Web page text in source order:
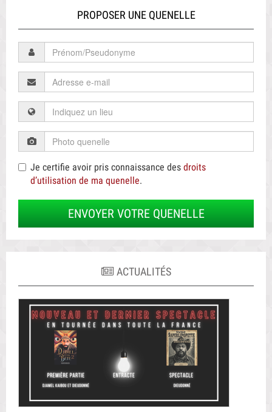
PROPOSER UNE QUENELLE
Je certifie avoir pris connaissance des droits
d’utilisation de ma quenelle.
ENVOYER VOTRE QUENELLE
ACTUALITÉS